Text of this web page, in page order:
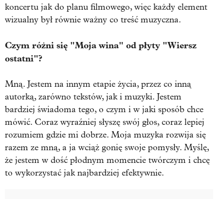
koncertu jak do planu filmowego, więc każdy element
wizualny był równie ważny co treść muzyczna.
Czym różni się "Moja wina" od płyty "Wiersz
ostatni"?
Mną. Jestem na innym etapie życia, przez co inną
autorką, zarówno tekstów, jak i muzyki. Jestem
bardziej świadoma tego, o czym i w jaki sposób chce
mówić. Coraz wyraźniej słyszę swój głos, coraz lepiej
rozumiem gdzie mi dobrze. Moja muzyka rozwija się
razem ze mną, a ja wciąż gonię swoje pomysły. Myślę,
że jestem w dość płodnym momencie twórczym i chcę
to wykorzystać jak najbardziej efektywnie.